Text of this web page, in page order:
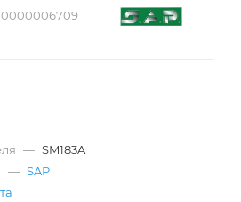
— SM183A
— SAP